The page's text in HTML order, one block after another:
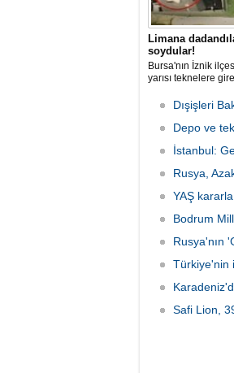
Limana
soydular!
Bursa'nın İznik
yarısı teknelere
çaldı. Olay,
yansıdı, tekne
jandarma
Dışişleri
Depo ve
İstanbul:
Rusya,
YAŞ
Bodrum
Rusya'nın
Türkiye'nin
Safi Lion,